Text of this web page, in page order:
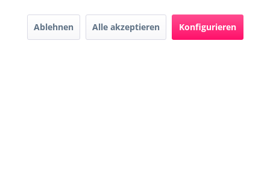
durch DE-ÖKO-009
Ablehnen Alle akzeptieren Konfigurieren